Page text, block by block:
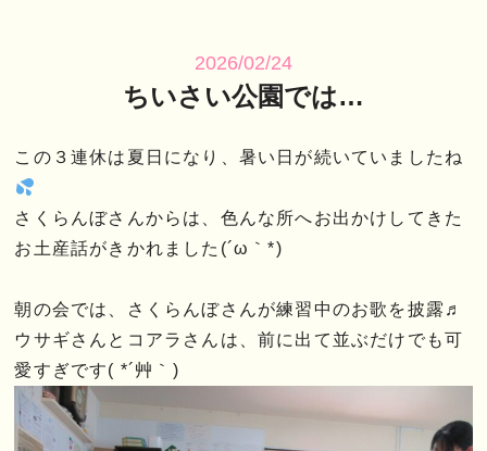
2026/02/24
ちいさい公園では…
この３連休は夏日になり、暑い日が続いていましたね
さくらんぼさんからは、色んな所へお出かけしてきた
お土産話がきかれました(´ω｀*)
朝の会では、さくらんぼさんが練習中のお歌を披露♬
ウサギさんとコアラさんは、前に出て並ぶだけでも可
愛すぎです( *´艸｀)